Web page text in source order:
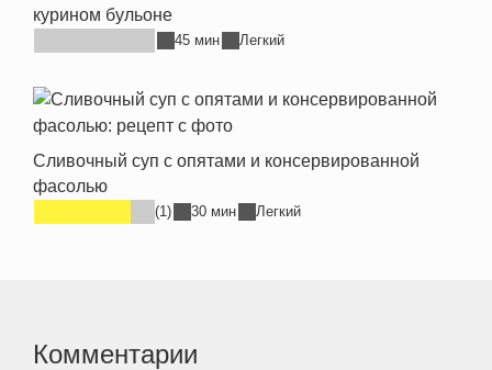
курином бульоне
45 мин Легкий
Сливочный суп с опятами и консервированной
фасолью
(1) 30 мин Легкий
Комментарии